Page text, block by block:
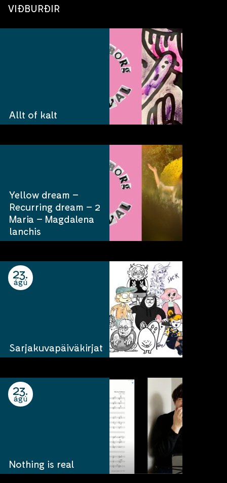
VIÐBURÐIR
Allt of kalt
Yellow dream –
Recurring dream – 2
Maria – Magdalena
lanchis
23
ágú
Sarjakuvapäiväkirjat
23
ágú
Nothing is real